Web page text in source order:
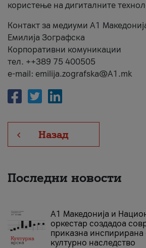
користење на дигиталните
Контакт за медиуми А1
Емилија Зографска
Корпоративни комуникации
тел. ++389 75 400505
e-mail: emilija.zografska@A1.mk
Назад
Последни новости
А1 Македонија и
оркестар создадоа
приказна инспирирана
културно наследство